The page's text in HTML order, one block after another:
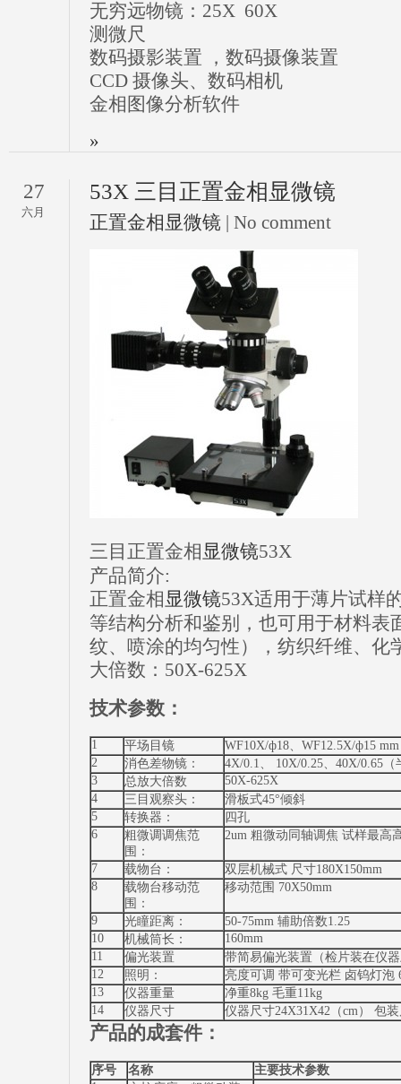
无穷远物镜：25X 60X
测微尺
数码摄影装置 ，数码摄像装置
CCD 摄像头、数码相机
金相图像分析软件
»
27
六月
53X 三目正置金相显微镜
正置金相显微镜 | No comment
三目正置金相 显微镜53X
产品简介:
正置金相 显微镜53X适用于薄片试样
等结构分析和鉴别，也可用于材料表
纹、喷涂的均匀性），纺织纤维、化
大倍数：50X-625X
技术参数：
1 平场目镜
WF10X/ф18、WF12.5X/ф15
2
消色差物镜：
4X/0.1、 10X/0.25、40X/0.65（
3
总放大倍数
50X-625X
4
三目观察头：
滑板式45°倾斜
5
转换器：
四孔
6
粗微调调焦范
围：
2um 粗微动同轴调焦 试样最高
7 载物台：
双层机械式 尺寸180X150mm
8
载物台移动范
围：
移动范围 70X50mm
9 光瞳距离：
50-75mm 辅助倍数1.25
10
机械筒长：
160mm
11
偏光装置
带简易偏光装置（检片装在仪
12
照明：
亮度可调 带可变光栏 卤钨灯泡
13
仪器重量
净重8kg 毛重11kg
14
仪器尺寸 仪器尺寸24X31X42（cm） 包
产品的成套件：
序号 名称
主要技术参数